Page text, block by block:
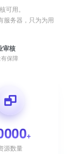
可用。
服务器，只为为用
审核
保障
+
源数量